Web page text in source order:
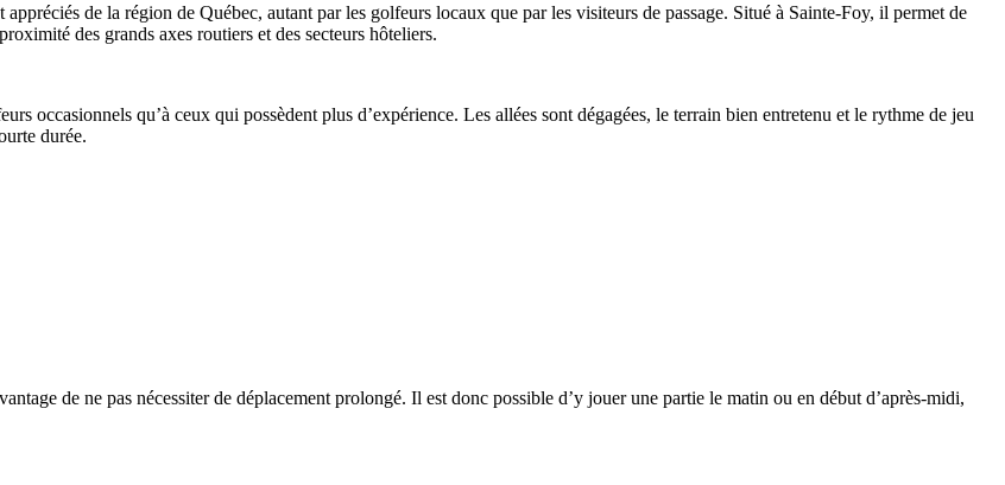
appréciés de la région de Québec, autant par les golfeurs locaux que par les visiteurs de passage. Situé à Sainte-Foy, il permet de
des grands axes routiers et des secteurs hôteliers.
occasionnels qu’à ceux qui possèdent plus d’expérience. Les allées sont dégagées, le terrain bien entretenu et le rythme de jeu
durée.
de ne pas nécessiter de déplacement prolongé. Il est donc possible d’y jouer une partie le matin ou en début d’après-midi,